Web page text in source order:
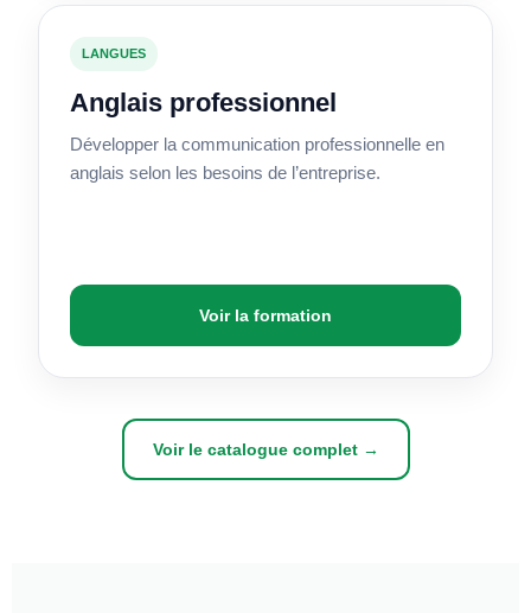
LANGUES
Anglais professionnel
Développer la communication professionnelle en
anglais selon les besoins de l’entreprise.
Voir la formation
Voir le catalogue complet →